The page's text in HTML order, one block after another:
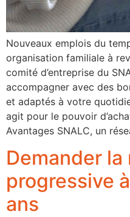
Nouveaux emplois du
organisation familiale à
comité d’entreprise du
accompagner avec des
et adaptés à votre
agit pour le pouvoir
Avantages SNALC, un
Demander
progressive
ans